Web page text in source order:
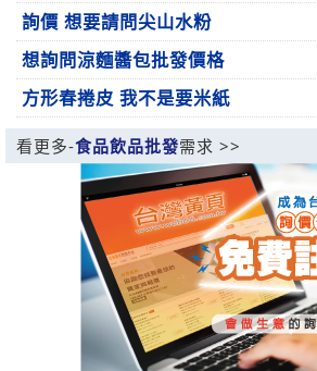
詢價 想要請問尖山水粉
想詢問涼麵醬包批發價格
方形春捲皮 我不是要米紙
看更多-食品飲品批發需求 >>